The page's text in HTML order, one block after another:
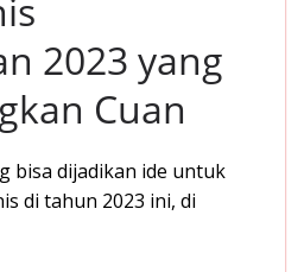
2023 yang
Cuan
bisa dijadikan ide untuk
di tahun 2023 ini, di